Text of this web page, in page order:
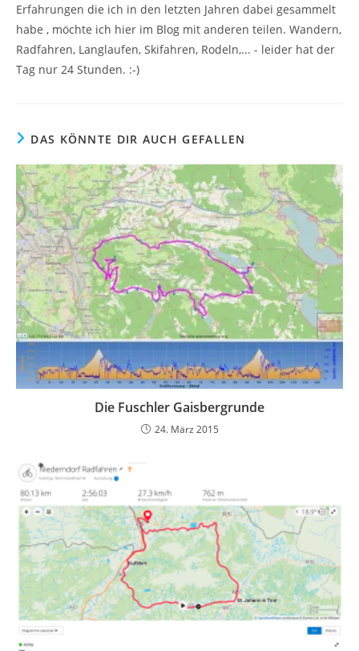
Erfahrungen die ich in den letzten Jahren dabei gesammelt
habe , möchte ich hier im Blog mit anderen teilen. Wandern,
Radfahren, Langlaufen, Skifahren, Rodeln,... - leider hat der
Tag nur 24 Stunden. :-)
DAS KÖNNTE DIR AUCH GEFALLEN
Die Fuschler Gaisbergrunde
24. März 2015